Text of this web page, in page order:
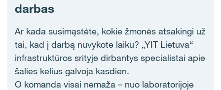
darbas
Ar kada susimąstėte, kokie žmonės atsakingi už
tai, kad į darbą nuvykote laiku? „YIT Lietuva“
infrastruktūros srityje dirbantys specialistai apie
šalies kelius galvoja kasdien.
O komanda visai nemaža – nuo laboratorijoje